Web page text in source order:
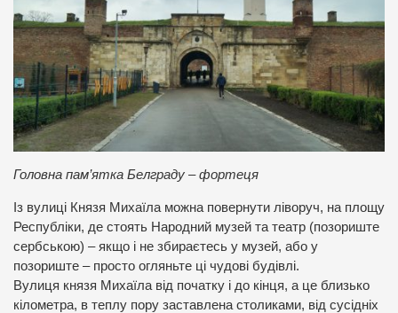
Головна пам’ятка Белграду – фортеця
Із вулиці Князя Михаїла можна повернути ліворуч, на площу
Республіки, де стоять Народний музей та театр (позориште
сербською) – якщо і не збираєтесь у музей, або у
позориште – просто огляньте ці чудові будівлі.
Вулиця князя Михаїла від початку і до кінця, а це близько
кілометра, в теплу пору заставлена столиками, від сусідніх